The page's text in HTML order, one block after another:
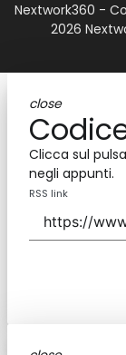
Nextwork360 -
2026
close
Clicca sul
negli appunti.
RSS link